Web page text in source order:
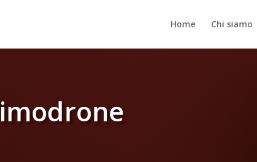
Home Chi siamo